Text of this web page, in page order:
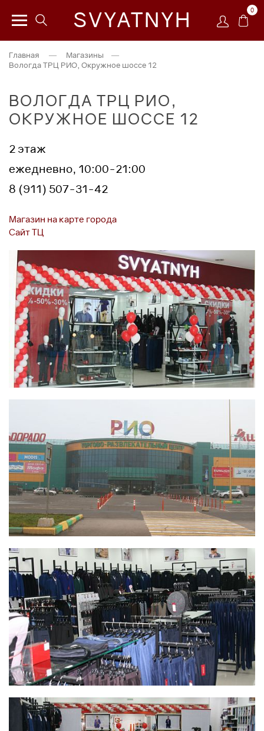
SVYATNYH 0
Главная — Магазины
—
Вологда ТРЦ РИО, Окружное шоссе 12
ВОЛОГДА ТРЦ РИО,
ОКРУЖНОЕ ШОССЕ 12
2 этаж
ежедневно, 10:00-21:00
8 (911) 507-31-42
Магазин на карте города
Сайт ТЦ